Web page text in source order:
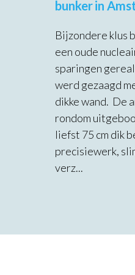
bunker in
Bijzondere klus
een oude
sparingen
werd gezaagd
dikke wand. De
rondom
liefst 75 cm dik
precisiewerk,
verz...